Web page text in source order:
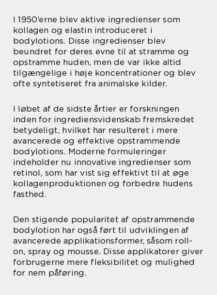
I 1950’erne blev aktive ingredienser som
kollagen og elastin introduceret i
bodylotions. Disse ingredienser blev
beundret for deres evne til at stramme og
opstramme huden, men de var ikke altid
tilgængelige i høje koncentrationer og blev
ofte syntetiseret fra animalske kilder.
I løbet af de sidste årtier er forskningen
inden for ingrediensvidenskab fremskredet
betydeligt, hvilket har resulteret i mere
avancerede og effektive opstrammende
bodylotions. Moderne formuleringer
indeholder nu innovative ingredienser som
retinol, som har vist sig effektivt til at øge
kollagenproduktionen og forbedre hudens
fasthed.
Den stigende popularitet af opstrammende
bodylotion har også ført til udviklingen af
avancerede applikationsformer, såsom roll-
on, spray og mousse. Disse applikatorer giver
forbrugerne mere fleksibilitet og mulighed
for nem påføring.